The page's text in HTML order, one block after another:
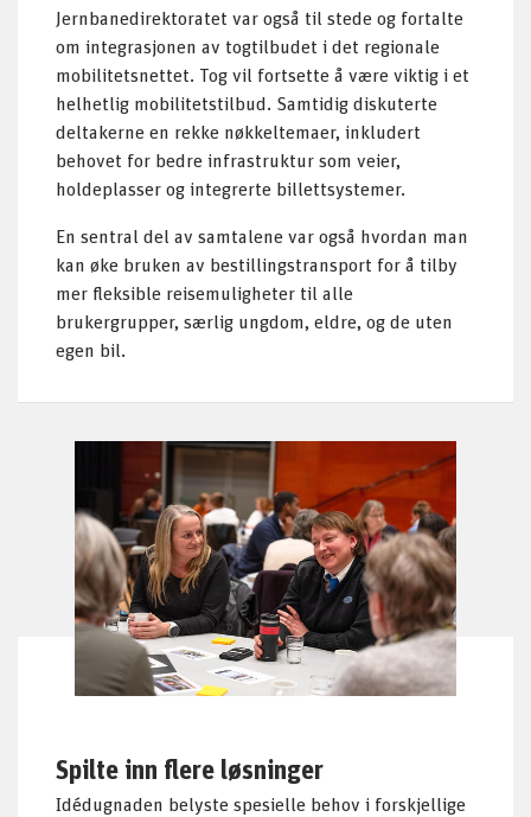
Jernbanedirektoratet var også til stede og fortalte
om integrasjonen av togtilbudet i det regionale
mobilitetsnettet. Tog vil fortsette å være viktig i et
helhetlig mobilitetstilbud. Samtidig diskuterte
deltakerne en rekke nøkkeltemaer, inkludert
behovet for bedre infrastruktur som veier,
holdeplasser og integrerte billettsystemer.
En sentral del av samtalene var også hvordan man
kan øke bruken av bestillingstransport for å tilby
mer fleksible reisemuligheter til alle
brukergrupper, særlig ungdom, eldre, og de uten
egen bil.
Spilte inn flere løsninger
Idédugnaden belyste spesielle behov i forskjellige